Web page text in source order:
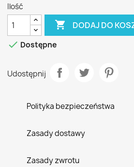
Ilość
 DODAJ DO
 Dostępne
Udostępnij
Polityka bezpieczeństwa
Zasady dostawy
Zasady zwrotu